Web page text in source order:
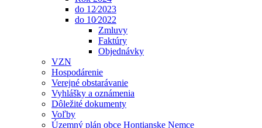
do 12⁄2023
do 10⁄2022
Zmluvy
Faktúry
Objednávky
VZN
Hospodárenie
Verejné obstarávanie
Vyhlášky a oznámenia
Dôležité dokumenty
Voľby
Územný plán obce Hontianske Nemce